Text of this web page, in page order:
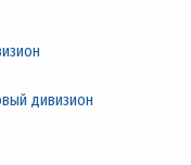
дивизион